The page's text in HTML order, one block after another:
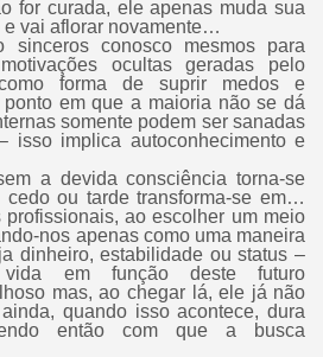
for curada, ele apenas muda sua
e vai aflorar novamente…
sinceros conosco mesmos para
ocultas geradas pelo
forma de suprir medos e
em que a maioria não se dá
somente podem ser sanadas
isso implica autoconhecimento e
a devida consciência torna-se
cedo ou tarde transforma-se em…
profissionais, ao escolher um meio
nos apenas como uma maneira
dinheiro, estabilidade ou status –
vida em função deste futuro
mas, ao chegar lá, ele já não
quando isso acontece, dura
então com que a busca